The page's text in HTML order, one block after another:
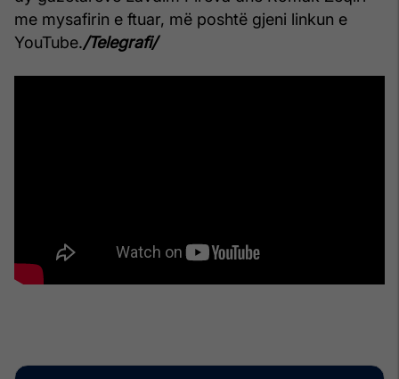
me mysafirin e ftuar, më poshtë gjeni linkun e
YouTube./Telegrafi/